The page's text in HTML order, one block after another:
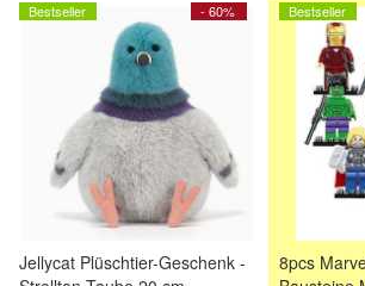
- 60%
Bestseller
Jellycat Plüschtier-Geschenk -
Bestseller
8pcs